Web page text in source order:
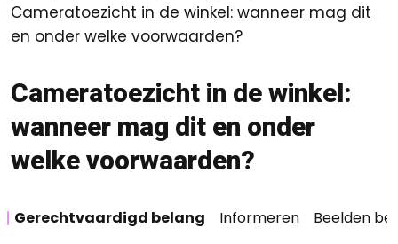
Cameratoezicht in de winkel: wanneer mag dit
en onder welke voorwaarden?
Cameratoezicht in de winkel:
wanneer mag dit en onder
welke voorwaarden?
Gerechtvaardigd belang Informeren Beelden